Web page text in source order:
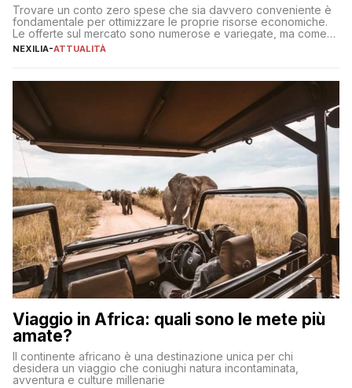
Trovare un conto zero spese che sia davvero conveniente è
fondamentale per ottimizzare le proprie risorse economiche.
Le offerte sul mercato sono numerose e variegate, ma come
individuare quella più adatta alle proprie esigenze senza
sul […]
NEXILIA-ATTUALITÀ
Viaggio in Africa: quali sono le mete più
amate?
Il continente africano è una destinazione unica per chi
desidera un viaggio che coniughi natura incontaminata,
avventura e culture millenarie